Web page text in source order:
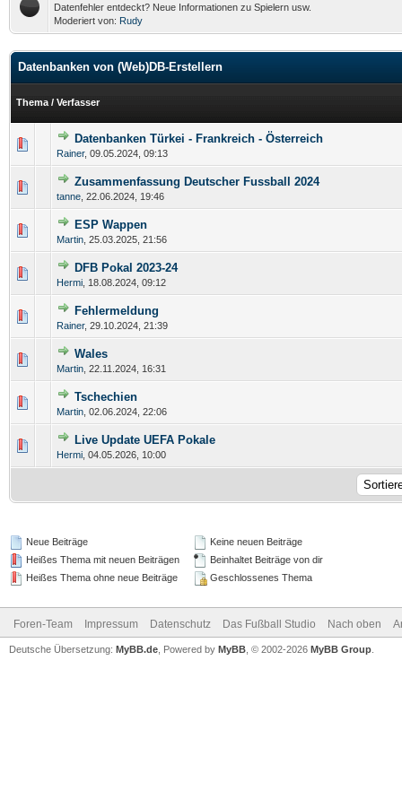
Datenfehler entdeckt? Neue Informationen zu Spielern usw.
Moderiert von: Rudy
Datenbanken von (Web)DB-Erstellern
Thema / Verfasser
Datenbanken Türkei - Frankreich - Österreich
Rainer, 09.05.2024, 09:13
Zusammenfassung Deutscher Fussball 2024
tanne 22.06.2024, 19:46
ESP Wappen
Martin 25.03.2025, 21:56
DFB Pokal 2023-24
Hermi 18.08.2024, 09:12
Fehlermeldung
Rainer, 29.10.2024, 21:39
Wales
Martin 22.11.2024, 16:31
Tschechien
Martin 02.06.2024, 22:06
Live Update UEFA Pokale
Hermi 04.05.2026, 10:00
Neue Beiträge
Heißes Thema mit neuen Beiträgen
Heißes Thema ohne neue Beiträge
Keine neuen Beiträge
Beinhaltet Beiträge von dir
Geschlossenes Thema
Foren-Team Impressum Datenschutz Das Fußball Studio Nach oben
Deutsche Übersetzung: MyBB.de , Powered by MyBB , © 2002-2026 MyBB Group